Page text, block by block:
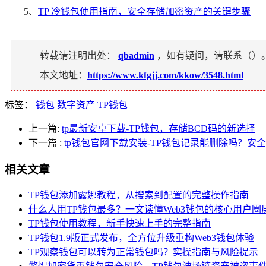
5、 TP 冷钱包使用指南，安全存储加密资产的关键步骤
转载请注明出处： qbadmin ，如有疑问，请联系（）。
本文地址： https://www.kfgjj.com/kkow/3548.html
标签： 钱包 数字资产 TP钱包
上一篇: tp最新安卓下载-TP钱包，存储BCD码的新选择
下一篇 : tp钱包官网下载安装-TP钱包记录能删除吗？安全
相关文章
TP钱包添加露娜教程，从搜索到配置的完整操作指南
什么人用TP钱包最多？一文读懂Web3钱包的核心用户圈
TP钱包使用教程，新手快速上手的完整指南
TP钱包1.9版正式发布，全方位升级重构Web3钱包体验
TP观察钱包可以转为正常钱包吗？实操指南与风险提示